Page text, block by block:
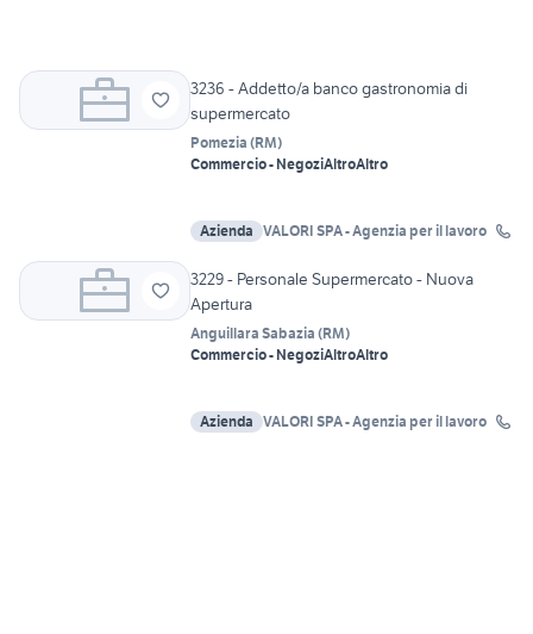
3236 - Addetto/a banco gastronomia di
supermercato
Pomezia (RM)
Commercio - NegoziAltroAltro
Azienda VALORI SPA - Agenzia per il lavoro
3229 - Personale Supermercato - Nuova
Apertura
Anguillara Sabazia (RM)
Commercio - NegoziAltroAltro
Azienda VALORI SPA - Agenzia per il lavoro